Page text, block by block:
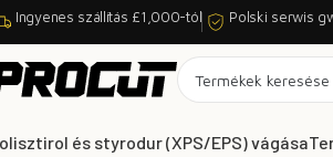
Ingyenes szállítás £1,000-tól Polski serwis
és styrodur (XPS/EPS) vágása